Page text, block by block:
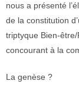
nous a présenté
de la constitution
triptyque Bien-
concourant à la
La genèse ?